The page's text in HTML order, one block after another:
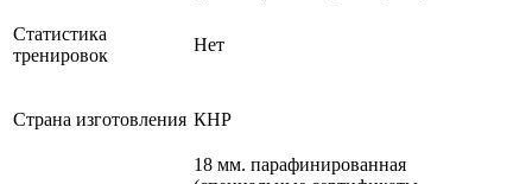
Статистика
тренировок
Нет
Страна изготовления КНР
18 мм. парафинированная